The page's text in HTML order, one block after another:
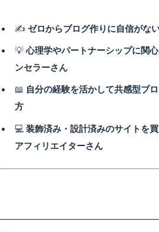
✍️ ゼロからブログ作りに自信がな
💡心理学やパートナーシップに関
ンセラーさん
📖 自分の経験を活かして共感型ブ
方
💻 装飾済み・設計済みのサイトを
アフィリエイターさん